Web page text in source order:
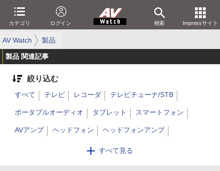
カテゴリ ログイン 検索 Impressサイト
AV Watch 製品
製品 関連記事
絞り込む
すべて見る
すべて テレビ レコーダ テレビチューナ/STB
ポータブルオーディオ タブレット スマートフォン
AVアンプ ヘッドフォン ヘッドフォンアンプ
USB DAC Bluetoothスピーカー